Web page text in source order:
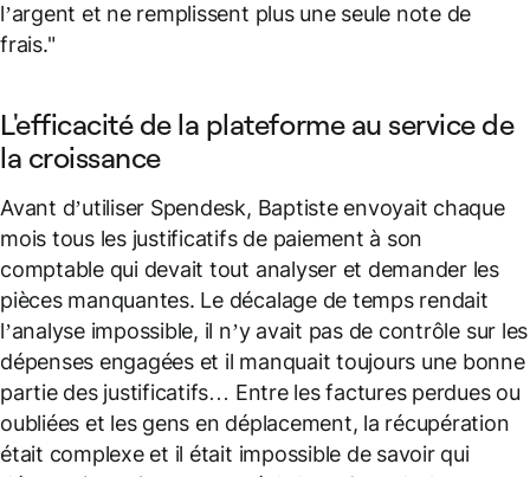
l’argent et ne remplissent plus une seule note de
frais."
L'efficacité de la plateforme au service de
la croissance
Avant d’utiliser Spendesk, Baptiste envoyait chaque
mois tous les justificatifs de paiement à son
comptable qui devait tout analyser et demander les
pièces manquantes. Le décalage de temps rendait
l’analyse impossible, il n’y avait pas de contrôle sur les
dépenses engagées et il manquait toujours une bonne
partie des justificatifs… Entre les factures perdues ou
oubliées et les gens en déplacement, la récupération
était complexe et il était impossible de savoir qui